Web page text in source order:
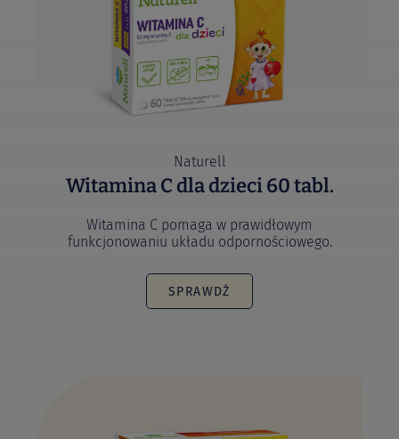
Naturell
Witamina C dla dzieci 60 tabl.
Witamina C pomaga w prawidłowym
funkcjonowaniu układu odpornościowego.
SPRAWDŹ